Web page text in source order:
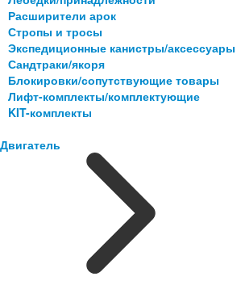
Расширители арок
Стропы и тросы
Экспедиционные канистры/аксессуары
Сандтраки/якоря
Блокировки/сопутствующие товары
Лифт-комплекты/комплектующие
KIT-комплекты
Двигатель